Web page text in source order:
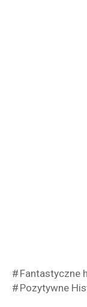
Fantastyczne
Pozytywne